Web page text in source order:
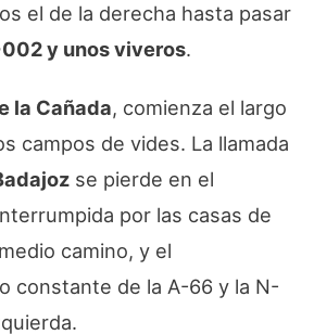
el de la derecha hasta pasar
y unos viveros.
la Cañada, comienza el largo
campos de vides. La llamada
se pierde en el
por las casas de
camino, y el
constante de la A-66 y la N-